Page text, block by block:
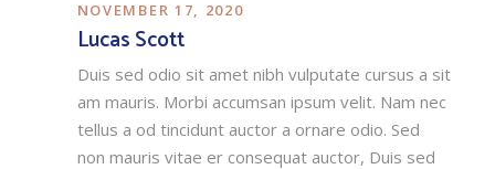
NOVEMBER 17, 2020
Lucas Scott
Duis sed odio sit amet nibh vulputate cursus a sit
am mauris. Morbi accumsan ipsum velit. Nam nec
tellus a od tincidunt auctor a ornare odio. Sed
non mauris vitae er consequat auctor, Duis sed